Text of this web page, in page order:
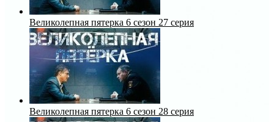
Великолепная пятерка 6 сезон 27 серия
Великолепная пятерка 6 сезон 28 серия